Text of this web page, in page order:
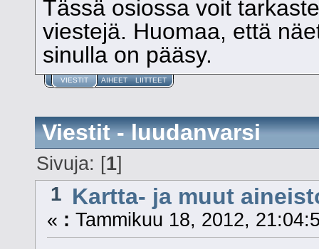
Tässä osiossa voit
viestejä. Huomaa, että
sinulla on pääsy.
VIESTIT AIHEET LIITTEET
Viestit - luudanvarsi
Sivuja: [1]
1 Kartta- ja muut
« : Tammikuu 18, 2012,